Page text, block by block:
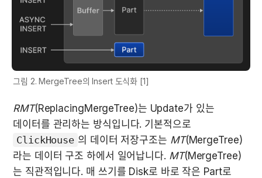
그림 2. MergeTree의 Insert 도식화 [1]
RMT(ReplacingMergeTree)는 Update가 있는
ClickHouse 의 데이터 저장구조는 MT(MergeTree)
라는 데이터 구조 하에서 일어납니다. MT(MergeTree)
는 직관적입니다. 매 쓰기를 Disk로 바로 작은 Part로